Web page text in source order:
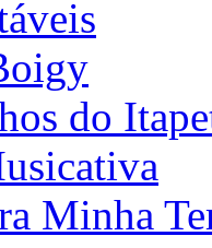
do
Minha